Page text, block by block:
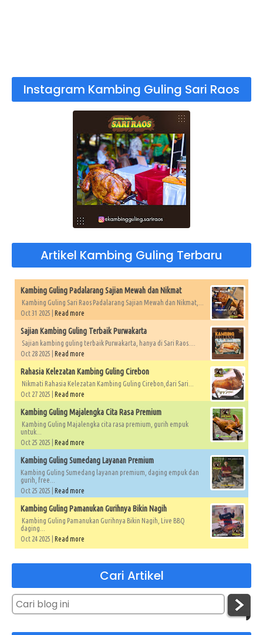
Instagram Kambing Guling Sari Raos
Artikel Kambing Guling Terbaru
Kambing Guling Padalarang Sajian Mewah dan Nikmat
Kambing Guling Sari Raos Padalarang Sajian Mewah dan Nikmat,...
Oct 31 2025 | Read more
Sajian Kambing Guling Terbaik Purwakarta
Sajian kambing guling terbaik Purwakarta, hanya di Sari Raos....
Oct 28 2025 | Read more
Rahasia Kelezatan Kambing Guling Cirebon
Nikmati Rahasia Kelezatan Kambing Guling Cirebon,dari Sari...
Oct 27 2025 | Read more
Kambing Guling Majalengka Cita Rasa Premium
Kambing Guling Majalengka cita rasa premium, gurih empuk
untuk...
Oct 25 2025 | Read more
Kambing Guling Sumedang Layanan Premium
Kambing Guling Sumedang layanan premium, daging empuk dan
gurih, free...
Oct 25 2025 | Read more
Kambing Guling Pamanukan Gurihnya Bikin Nagih
Kambing Guling Pamanukan Gurihnya Bikin Nagih, Live BBQ
daging...
Oct 24 2025 | Read more
Cari Artikel